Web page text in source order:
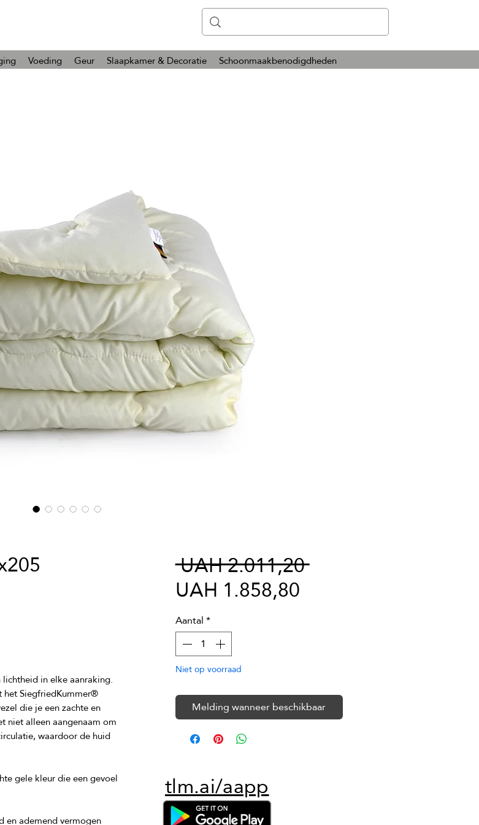
Voeding Geur Slaapkamer & Decoratie Schoonmaakbenodigdheden
SiegfriedKummer®
die je een zachte en
niet alleen aangenaam om
waardoor de huid
gele kleur die een gevoel
en ademend vermogen
UAH 2.011,20 Normale
UAH 1.858,80Verkoopprijs
Aantal*
Niet op voorraad
Melding wanneer beschikbaar
tlm.ai/aapp